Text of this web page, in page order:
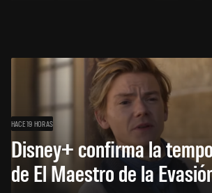
HACE 19 HORAS
Disney+ confirma la
de El Maestro de la